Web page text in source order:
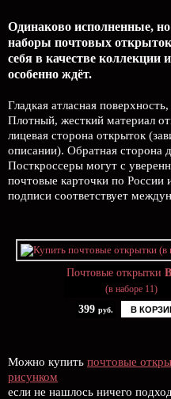
Одинаково исполненные,
наборы почтовых
себя в качестве коллекции
особенно ждёт.
Гладкая атласная
Плотный, жесткий материал
лицевая сторона открыток
описании). Обратная сторона
Посткроссеры могут с
почтовые карточки по России
подписи соответствует
Почтовые открытки
(в наборе 11)
399 руб. В
Можно купить почтовые
рисунком
если не нашлось ничего